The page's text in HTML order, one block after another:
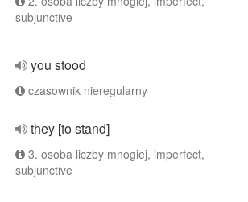
subjunctive
you stood
czasownik nieregularny
they [to stand]
3. osoba liczby mnogiej, imperfect,
subjunctive